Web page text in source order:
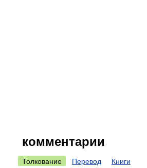
комментарии
Толкование Перевод Книги